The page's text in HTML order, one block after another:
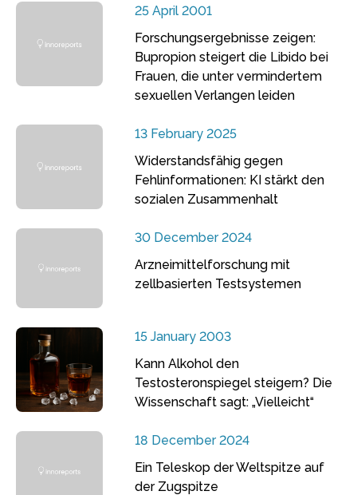
25 April 2001
Forschungsergebnisse zeigen:
Bupropion steigert die Libido bei
Frauen, die unter vermindertem
sexuellen Verlangen leiden
13 February 2025
Widerstandsfähig gegen
Fehlinformationen: KI stärkt den
sozialen Zusammenhalt
30 December 2024
Arzneimittelforschung mit
zellbasierten Testsystemen
15 January 2003
Kann Alkohol den
Testosteronspiegel steigern? Die
Wissenschaft sagt: „Vielleicht“
18 December 2024
Ein Teleskop der Weltspitze auf
der Zugspitze